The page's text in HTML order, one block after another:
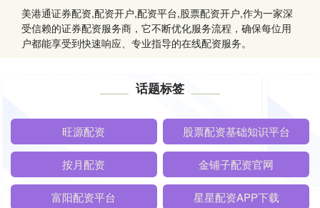
美港通证券配资,配资开户,配资平台,股票配资开户,作为一家深
受信赖的证券配资服务商，它不断优化服务流程，确保每位用
户都能享受到快速响应、专业指导的在线配资服务。
话题标签
旺源配资 股票配资基础知识平台
按月配资 金铺子配资官网
富阳配资平台 星星配资APP下载